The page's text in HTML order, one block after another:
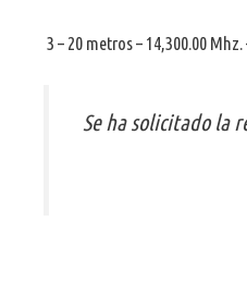
3 – 20 metros – 14,300.00
Se ha solicitado la